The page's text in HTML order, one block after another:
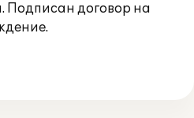
Подписан договор на